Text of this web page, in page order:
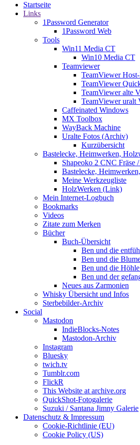
Startseite
Links
1Password Generator
1Password Web
Tools
Win11 Media CT
Win10 Media CT
Teamviewer
TeamViewer
TeamViewer
TeamViewer alte
TeamViewer uralt
Caffeinated Windows
MX Toolbox
WayBack Machine
Uralte Fotos (Archiv)
Kurzübersicht
Bastelecke, Heimwerken,
Shapeoko 2 CNC Fräse
Bastelecke,
Meine Werkzeugliste
HolzWerken (Link)
Mein Internet-Logbuch
Bookmarks
Videos
Zitate zum Merken
Bücher
Buch-Übersicht
Ben und die
Ben und die
Ben und die
Ben und der
Neues aus Zarmonien
Whisky Übersicht und Infos
Sterbebilder-Archiv
Social
Mastodon
IndieBlocks-Notes
Mastodon-Archiv
Instagram
Bluesky
twich.tv
Tumblr.com
FlickR
This Website at archive.org
QuickShot-Fotogalerie
Suzuki / Santana Jimny Galerie
Datenschutz & Impressum
Cookie-Richtlinie (EU)
Cookie Policy (US)